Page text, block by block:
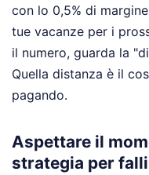
con lo 0,5% di
tue vacanze per i
il numero, guarda la
Quella distanza è il
pagando.
Aspettare il
strategia per